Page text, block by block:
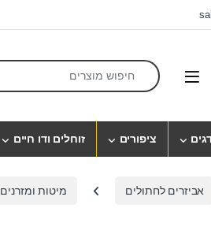
Open
Search for:
ציפורים זוחלים ודו חיים
אביזרים לחתולים מיטות ומזרנים